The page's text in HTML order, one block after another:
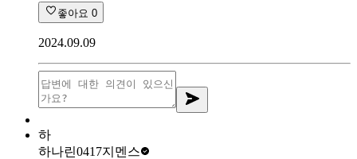
좋아요 0
2024.09.09
하
하나린0417지멘스